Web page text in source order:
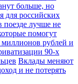
больше, но
для российских
поезде лучше не
помогут
миллионов рублей и
90-х
Вклады меняют
и не потерять